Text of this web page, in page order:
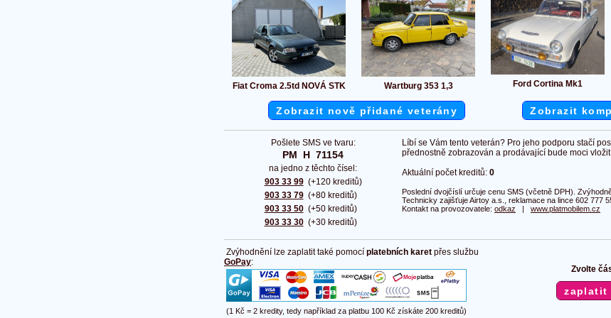
Fiat Croma 2.5td NOVÁ STK Wartburg 353 1,3 Ford Cortina Mk1
Zobrazit nově přidané veterány Zobrazit
Pošlete SMS ve tvaru:
PM  H  71154
na jedno z těchto čísel:
903 33 99
903 33 79
903 33 50
903 33 30
(+120 kreditů)
(+80 kreditů)
(+50 kreditů)
(+30 kreditů)
Líbí se Vám tento veterán? Pro jeho podporu stačí
přednostně zobrazován a prodávající bude moci
Aktuální počet kreditů: 0
Poslední dvojčíslí určuje cenu SMS (včetně DPH).
Technicky zajišťuje Airtoy a.s., reklamace na lince 602 777
Kontakt na provozovatele: odkaz | www.platmobilem.cz
Zvýhodnění lze zaplatit také pomocí platebních karet přes službu
GoPay:
(1 Kč = 2 kredity, tedy například za platbu 100 Kč získáte 200 kreditů)
Zvolte